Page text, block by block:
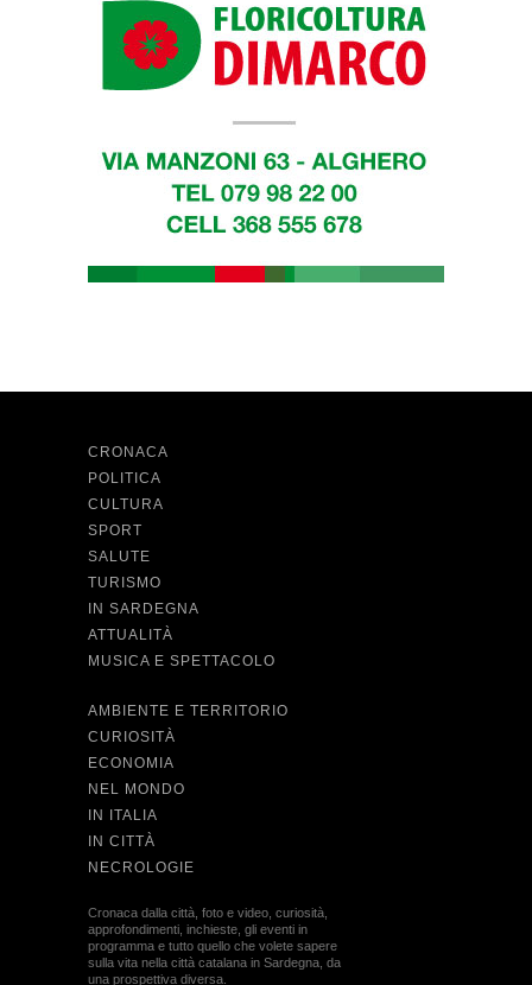
CRONACA
POLITICA
CULTURA
SPORT
SALUTE
TURISMO
IN SARDEGNA
ATTUALITÀ
MUSICA E SPETTACOLO
AMBIENTE E TERRITORIO
CURIOSITÀ
ECONOMIA
NEL MONDO
IN ITALIA
IN CITTÀ
NECROLOGIE
Cronaca dalla città, foto e video, curiosità,
approfondimenti, inchieste, gli eventi in
programma e tutto quello che volete sapere
sulla vita nella città catalana in Sardegna, da
una prospettiva diversa.